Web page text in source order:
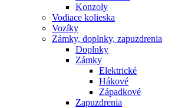
Konzoly
Vodiace kolieska
Vozíky
Zámky, doplnky, zapuzdrenia
Doplnky
Zámky
Elektrické
Hákové
Západkové
Zapuzdrenia